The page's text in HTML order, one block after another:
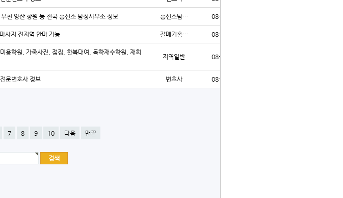
천 양산 창원 등 전국 흥신소 탐정사무소 정보 흥신소탐… 08-06
사지 전지역 안마 가능 갈매기홈… 08-06
용학원, 가족사진, 점집, 한복대여, 독학재수학원, 재회
지역일반 08-06
문변호사 정보 변호사 08-06
7 8 9 10 다음 맨끝